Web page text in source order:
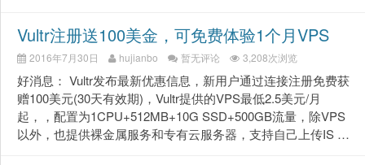
Vultr注册送100美金，可免费体验1个月VPS
2016年7月30日 hujianbo 暂无评论 3,208次浏览
好消息： Vultr发布最新优惠信息，新用户通过连接注册免费获
赠100美元(30天有效期)，Vultr提供的VPS最低2.5美元/月
起，，配置为1CPU+512MB+10G SSD+500GB流量，除VPS
以外，也提供裸金属服务和专有云服务器，支持自己上传IS …